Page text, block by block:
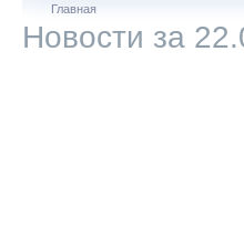
Главная
Новости за